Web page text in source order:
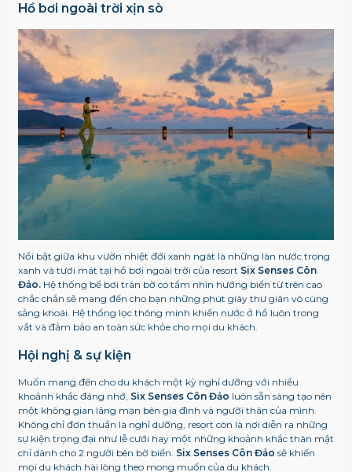
Hồ bơi ngoài trời xịn sò
Nổi bật giữa khu vườn nhiệt đới xanh ngát là những làn nước trong
xanh và tươi mát tại hồ bơi ngoài trời của resort SixSenses Côn
Đảo. Hệ thống bể bơi tràn bờ có tầm nhìn hướng biển từ trên cao
chắc chắn sẽ mang đến cho bạn những phút giây thư giãn vô cùng
sảng khoái. Hệ thống lọc thông minh khiến nước ở hồ luôn trong
vắt và đảm bảo an toàn sức khỏe cho mọi du khách.
Hội nghị & sự kiện
Muốn mang đến cho du khách một kỳ nghỉ dưỡng với nhiều
khoảnh khắc đáng nhớ, Six Senses Côn Đảo luôn sẵn sàng tạo nên
một không gian lãng mạn bên gia đình và người thân của mình.
Không chỉ đơn thuần là nghỉ dưỡng, resort còn là nơi diễn ra những
sự kiện trọng đại như lễ cưới hay một những khoảnh khắc thân mật
chỉ dành cho 2 người bên bờ biển. Six Senses Côn Đảo sẽ khiến
mọi du khách hài lòng theo mong muốn của du khách.